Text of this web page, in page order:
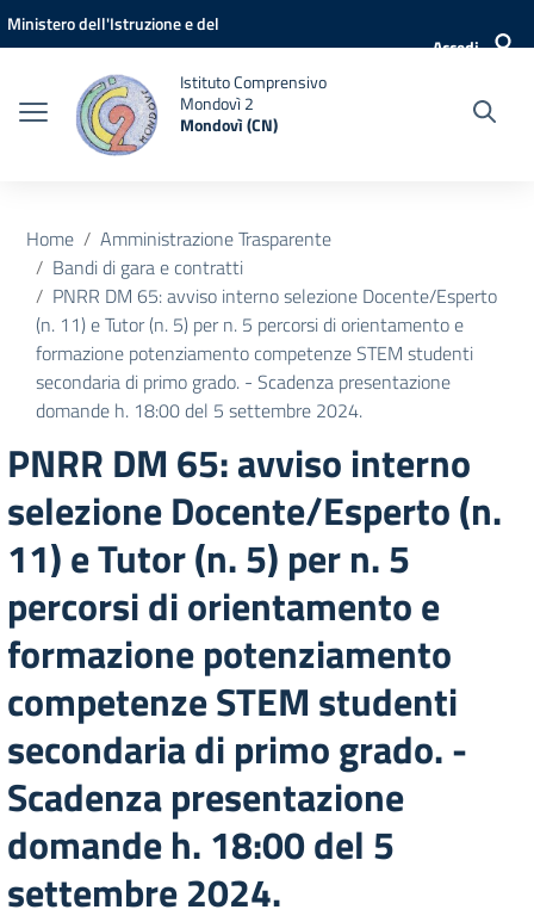
Vai ai contenuti
Vai al menu di navigazione
Vai al footer
Ministero dell'Istruzione e del
Accedi
Istituto Comprensivo
Mondovì 2
Mondovì (CN)
Home
Amministrazione Trasparente
Bandi di gara e contratti
PNRR DM 65: avviso interno selezione Docente/Esperto
(n. 11) e Tutor (n. 5) per n. 5 percorsi di orientamento e
formazione potenziamento competenze STEM studenti
secondaria di primo grado. - Scadenza presentazione
domande h. 18:00 del 5 settembre 2024.
PNRR DM 65: avviso interno
selezione Docente/Esperto (n.
11) e Tutor (n. 5) per n. 5
percorsi di orientamento e
formazione potenziamento
competenze STEM studenti
secondaria di primo grado. -
Scadenza presentazione
domande h. 18:00 del 5
settembre 2024.